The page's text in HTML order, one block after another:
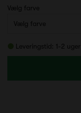
Vælg farve
Leveringstid: 1-2 uger